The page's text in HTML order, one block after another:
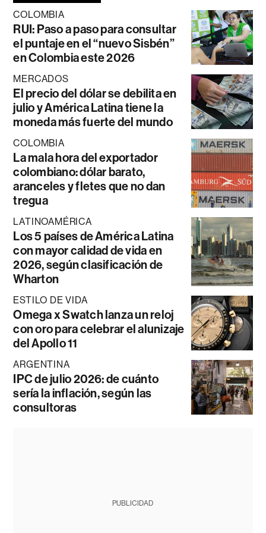
COLOMBIA
RUI: Paso a paso para consultar
el puntaje en el “nuevo Sisbén”
en Colombia este 2026
MERCADOS
El precio del dólar se debilita en
julio y América Latina tiene la
moneda más fuerte del mundo
COLOMBIA
La mala hora del exportador
colombiano: dólar barato,
aranceles y fletes que no dan
tregua
LATINOAMÉRICA
Los 5 países de América Latina
con mayor calidad de vida en
2026, según clasificación de
Wharton
ESTILO DE VIDA
Omega x Swatch lanza un reloj
con oro para celebrar el alunizaje
del Apollo 11
ARGENTINA
IPC de julio 2026: de cuánto
sería la inflación, según las
consultoras
PUBLICIDAD